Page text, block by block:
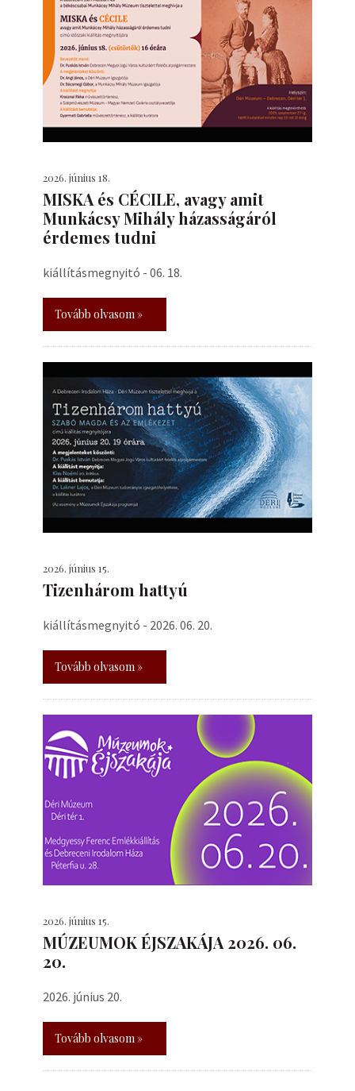
2026. június 18.
MISKA és CÉCILE, avagy amit
Munkácsy Mihály házasságáról
érdemes tudni
kiállításmegnyitó - 06. 18.
Tovább olvasom »
2026. június 15.
Tizenhárom hattyú
kiállításmegnyitó - 2026. 06. 20.
Tovább olvasom »
2026. június 15.
MÚZEUMOK ÉJSZAKÁJA 2026. 06.
20.
2026. június 20.
Tovább olvasom »